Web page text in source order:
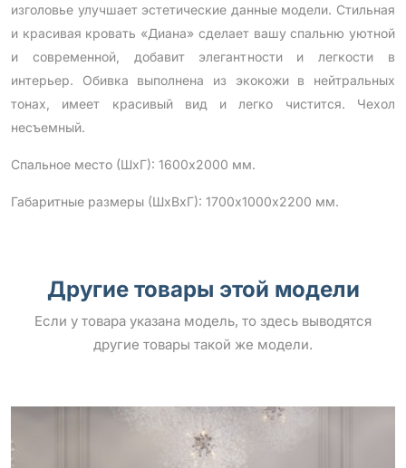
изголовье улучшает эстетические данные модели. Стильная
и красивая кровать «Диана» сделает вашу спальню уютной
и современной, добавит элегантности и легкости в
интерьер. Обивка выполнена из экокожи в нейтральных
тонах, имеет красивый вид и легко чистится. Чехол
несъемный.
Спальное место (ШхГ): 1600х2000 мм.
Габаритные размеры (ШхВхГ): 1700х1000х2200 мм.
Другие товары этой модели
Если у товара указана модель, то здесь выводятся
другие товары такой же модели.